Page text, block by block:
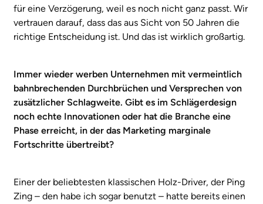
für eine Verzögerung, weil es noch nicht ganz passt. Wir
vertrauen darauf, dass das aus Sicht von 50 Jahren die
richtige Entscheidung ist. Und das ist wirklich großartig.
Immer wieder werben Unternehmen mit vermeintlich
bahnbrechenden Durchbrüchen und Versprechen von
zusätzlicher Schlagweite. Gibt es im Schlägerdesign
noch echte Innovationen oder hat die Branche eine
Phase erreicht, in der das Marketing marginale
Fortschritte übertreibt?
Einer der beliebtesten klassischen Holz-Driver, der Ping
Zing – den habe ich sogar benutzt – hatte bereits einen